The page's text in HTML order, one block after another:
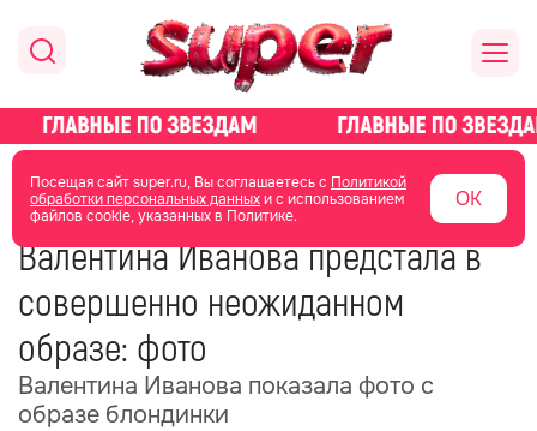
Посещая сайт super.ru, Вы соглашаетесь с Политикой
обработки персональных данныхи с использованием
файлов cookie, указанных в Политике.
ОК
главная новости о звездах новости
04 июля 08:51
Валентина Иванова предстала в
совершенно неожиданном
образе: фото
Валентина Иванова показала фото с
образе блондинки